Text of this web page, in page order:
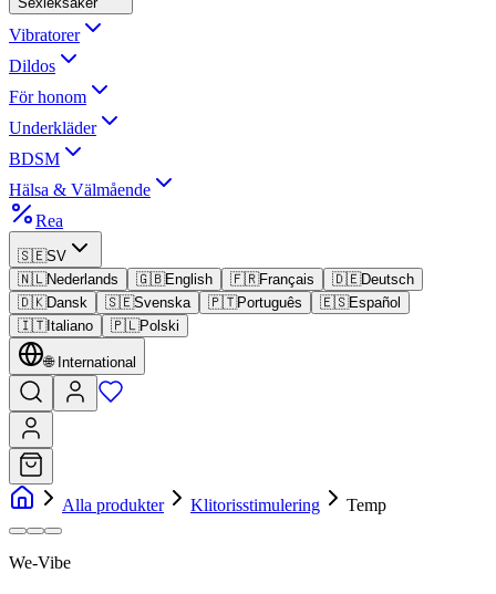
Vibratorer
Dildos
För honom
Underkläder
BDSM
Hälsa & Välmående
Rea
🇸🇪SV
🇳🇱Nederlands 🇬🇧English 🇫🇷Français 🇩🇪Deutsch
🇩🇰Dansk 🇸🇪Svenska 🇵🇹Português 🇪🇸Español
🇮🇹Italiano 🇵🇱Polski
🌐 International
Alla produkter Klitorisstimulering Temp
We-Vibe